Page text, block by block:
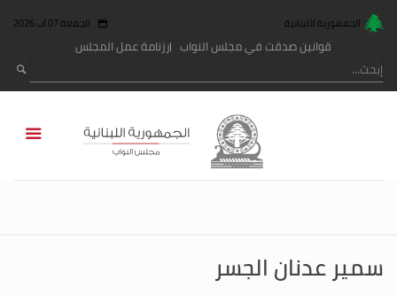
الجمهورية اللبنانية الجمعة 07 آب 2026
قوانين صدقت في مجلس النواب رزنامة عمل المجلس
سمير عدنان الجسر